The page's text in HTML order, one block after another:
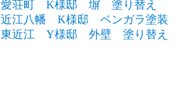
愛荘町 K様邸 塀 塗り替え
近江八幡 K様邸 ベンガラ塗装
東近江 Y様邸 外壁 塗り替え